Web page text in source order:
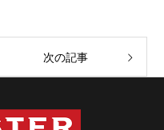
次の記事